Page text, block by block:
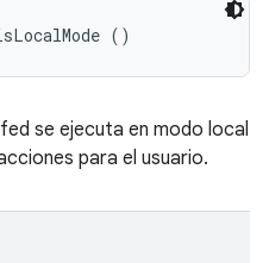
()
se ejecuta en modo local
para el usuario.